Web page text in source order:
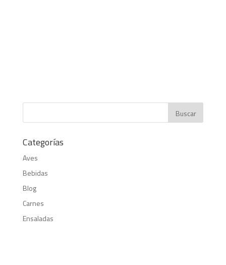
Categorías
Aves
Bebidas
Blog
Carnes
Ensaladas